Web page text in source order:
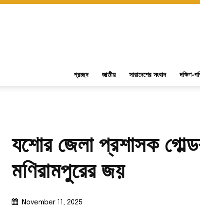
প্রচ্ছদ জাতীয় সারাদেশের সংবাদ দক্ষিণ-
যশোর জেলা প্রশাসক
মণিরামপুরের জয়
November 11, 2025